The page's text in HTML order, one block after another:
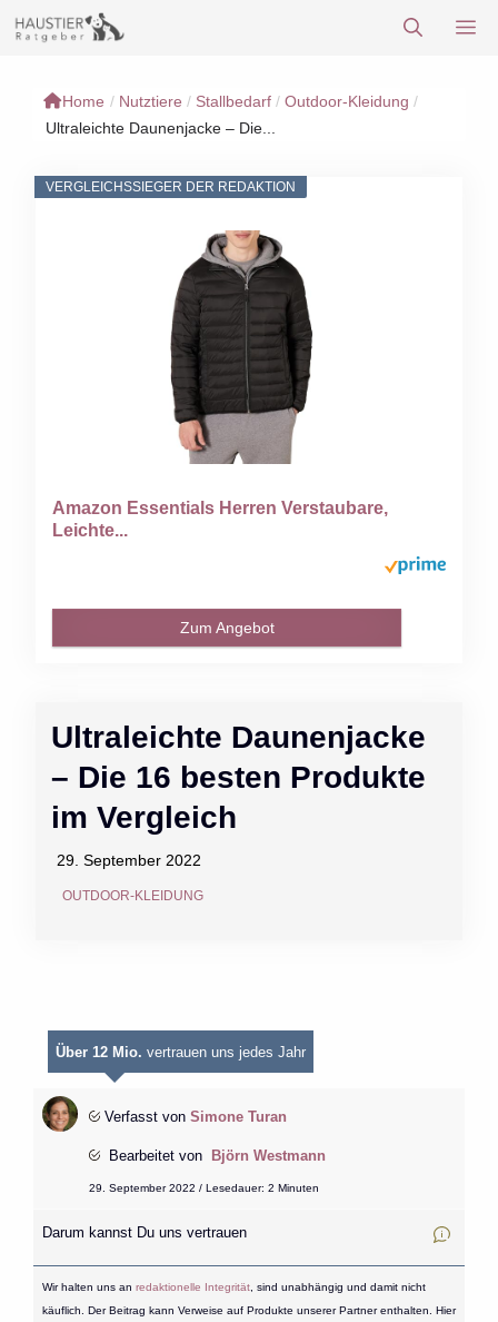
Inhalt
Home / Nutztiere / Stallbedarf / Outdoor-Kleidung /
Ultraleichte Daunenjacke – Die...
Ultraleichte Daunenjacke
– Die 16 besten Produkte
im Vergleich
29. September 2022
OUTDOOR-KLEIDUNG
VERGLEICHSSIEGER DER REDAKTION
Amazon Essentials Herren Verstaubare,
Leichte...
Zum Angebot
Über 12 Mio. vertrauen uns jedes Jahr
Verfasst von Simone Turan
Bearbeitet von Björn Westmann
29. September 2022 / Lesedauer: 2 Minuten
Darum kannst Du uns vertrauen
Wir halten uns an redaktionelle Integrität, sind unabhängig und damit nicht
käuflich. Der Beitrag kann Verweise auf Produkte unserer Partner enthalten. Hier